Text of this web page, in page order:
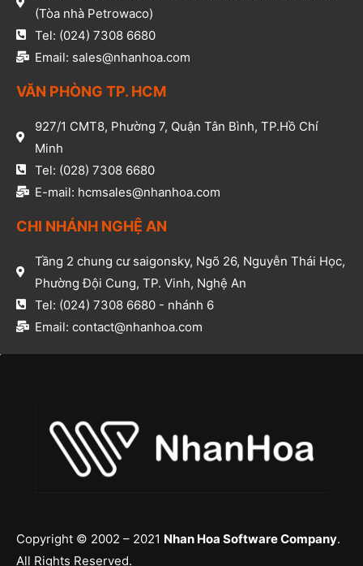
(Tòa nhà Petrowaco)
Tel: (024) 7308 6680
Email: sales@nhanhoa.com
VĂN PHÒNG TP. HCM​
927/1 CMT8, Phường 7, Quận Tân Bình, TP.Hồ Chí
Minh​
Tel: (028) 7308 6680​
E-mail: hcmsales@nhanhoa.com​
CHI NHÁNH NGHỆ AN​
Tầng 2 chung cư saigonsky, Ngõ 26, Nguyễn Thái Học,
Phường Đội Cung, TP. Vinh, Nghệ An​
Tel: (024) 7308 6680 - nhánh 6​
Email: contact@nhanhoa.com​
Copyright © 2002 – 2021 Nhan Hoa Software Company.
All Rights Reserved.